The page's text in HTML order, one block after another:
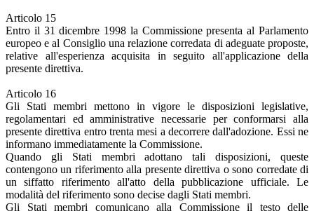
Articolo 15
Entro il 31 dicembre 1998 la Commissione presenta al Parlamento
europeo e al Consiglio una relazione corredata di adeguate proposte,
relative all'esperienza acquisita in seguito all'applicazione della
presente direttiva.
Articolo 16
Gli Stati membri mettono in vigore le disposizioni legislative,
regolamentari ed amministrative necessarie per conformarsi alla
presente direttiva entro trenta mesi a decorrere dall'adozione. Essi ne
informano immediatamente la Commissione.
Quando gli Stati membri adottano tali disposizioni, queste
contengono un riferimento alla presente direttiva o sono corredate di
un siffatto riferimento all'atto della pubblicazione ufficiale. Le
modalità del riferimento sono decise dagli Stati membri.
Gli Stati membri comunicano alla Commissione il testo delle